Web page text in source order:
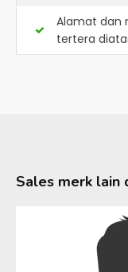
Alamat dan
tertera
Sales merk lain